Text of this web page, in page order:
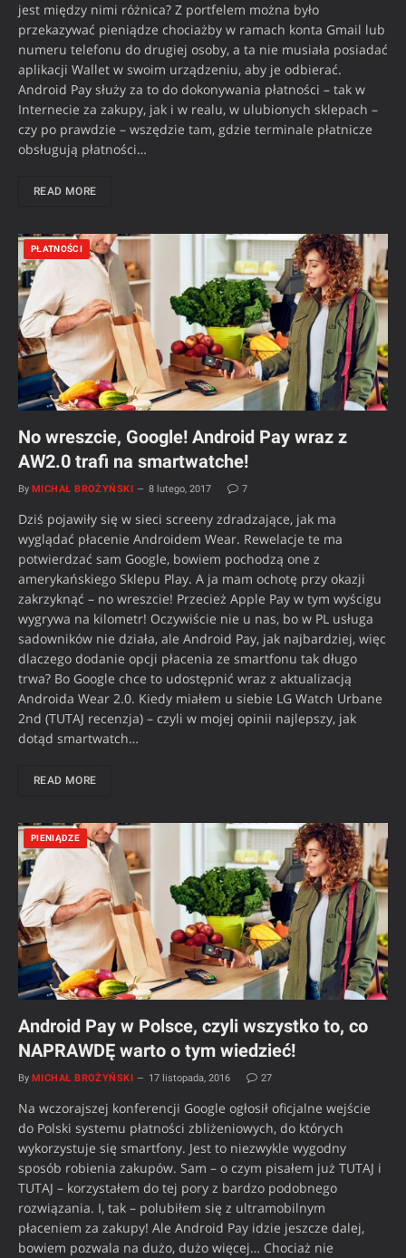
jest między nimi różnica? Z portfelem można było
przekazywać pieniądze chociażby w ramach konta Gmail lub
numeru telefonu do drugiej osoby, a ta nie musiała posiadać
aplikacji Wallet w swoim urządzeniu, aby je odbierać.
Android Pay służy za to do dokonywania płatności – tak w
Internecie za zakupy, jak i w realu, w ulubionych sklepach –
czy po prawdzie – wszędzie tam, gdzie terminale płatnicze
obsługują płatności…
READ MORE
PŁATNOŚCI
No wreszcie, Google! Android Pay wraz z
AW2.0 trafi na smartwatche!
By MICHAŁ BROŻYŃSKI 8 lutego, 2017 7
Dziś pojawiły się w sieci screeny zdradzające, jak ma
wyglądać płacenie Androidem Wear. Rewelacje te ma
potwierdzać sam Google, bowiem pochodzą one z
amerykańskiego Sklepu Play. A ja mam ochotę przy okazji
zakrzyknąć – no wreszcie! Przecież Apple Pay w tym wyścigu
wygrywa na kilometr! Oczywiście nie u nas, bo w PL usługa
sadowników nie działa, ale Android Pay, jak najbardziej, więc
dlaczego dodanie opcji płacenia ze smartfonu tak długo
trwa? Bo Google chce to udostępnić wraz z aktualizacją
Androida Wear 2.0. Kiedy miałem u siebie LG Watch Urbane
2nd (TUTAJ recenzja) – czyli w mojej opinii najlepszy, jak
dotąd smartwatch…
READ MORE
PIENIĄDZE
Android Pay w Polsce, czyli wszystko to, co
NAPRAWDĘ warto o tym wiedzieć!
By MICHAŁ BROŻYŃSKI 17 listopada, 2016 27
Na wczorajszej konferencji Google ogłosił oficjalne wejście
do Polski systemu płatności zbliżeniowych, do których
wykorzystuje się smartfony. Jest to niezwykle wygodny
sposób robienia zakupów. Sam – o czym pisałem już TUTAJ i
TUTAJ – korzystałem do tej pory z bardzo podobnego
rozwiązania. I, tak – polubiłem się z ultramobilnym
płaceniem za zakupy! Ale Android Pay idzie jeszcze dalej,
bowiem pozwala na dużo, dużo więcej… Chociaż nie